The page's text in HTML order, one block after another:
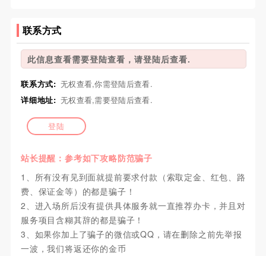
联系方式
此信息查看需要登陆查看，请登陆后查看.
联系方式: 无权查看,你需登陆后查看.
详细地址: 无权查看,需要登陆后查看.
登陆
站长提醒：参考如下攻略防范骗子
1、所有没有见到面就提前要求付款（索取定金、红包、路
费、保证金等）的都是骗子！
2、进入场所后没有提供具体服务就一直推荐办卡，并且对
服务项目含糊其辞的都是骗子！
3、如果你加上了骗子的微信或QQ，请在删除之前先举报
一波，我们将返还你的金币